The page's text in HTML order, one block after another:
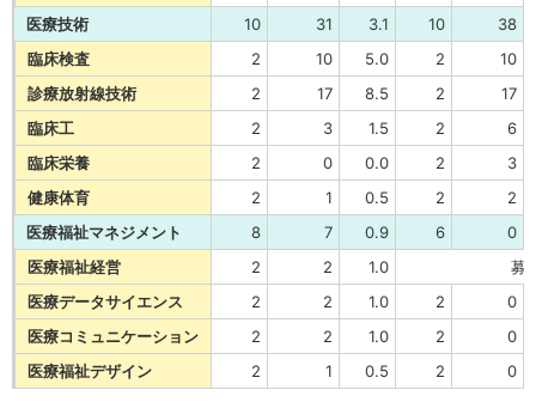
医療技術
10 31 3.1 10
38
臨床検査
2 10 5.0 2
10
診療放射線技術
2 17 8.5 2
17
臨床工
2 3 1.5 2
6
臨床栄養
2 0 0.0 2
3
健康体育
2 1 0.5 2
2
医療福祉マネジメント
8 7 0.9 6
0
医療福祉経営
2 2 1.0
募
医療データサイエンス
2 2 1.0 2
0
医療コミュニケーション
2 2 1.0 2
0
医療福祉デザイン
2 1 0.5 2 0